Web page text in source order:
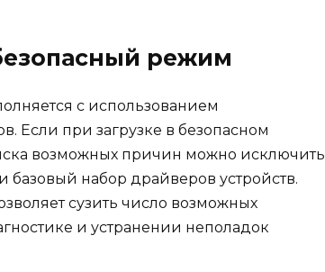
режим
с использованием
Если при загрузке в безопасном
возможных причин можно исключить
набор драйверов устройств.
сузить число возможных
и устранении неполадок